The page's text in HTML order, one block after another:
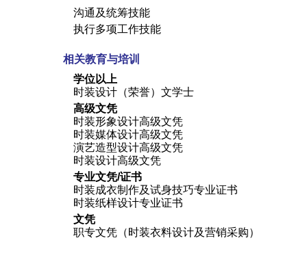
沟通及统筹技能
执行多项工作技能
相关教育与培训
学位以上
时装设计（荣誉）文学士
高级文凭
时装形象设计高级文凭
时装媒体设计高级文凭
演艺造型设计高级文凭
时装设计高级文凭
专业文凭/证书
时装成衣制作及试身技巧专业证书
时装纸样设计专业证书
文凭
职专文凭（时装衣料设计及营销采购）